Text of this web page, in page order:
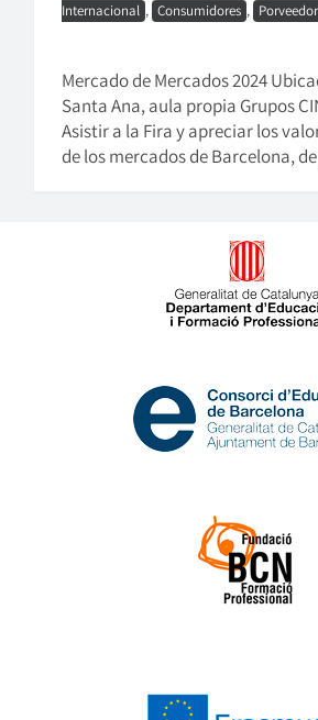
Internacional , Consumidores ,
Mercado de Mercados 2024
Santa Ana, aula propia Grupos
Asistir a la Fira y apreciar los
de los mercados de Barcelona,